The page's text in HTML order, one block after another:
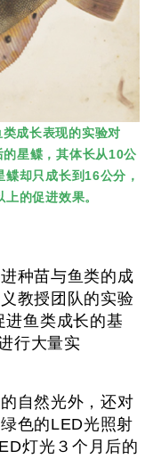
成长表现的实验对
星鲽，其体长从10公
却只成长到16公分，
的促进效果。
种苗与鱼类的成
教授团队的实验
进鱼类成长的基
行大量实
自然光外，还对
色的LED光照射
灯光３个月后的